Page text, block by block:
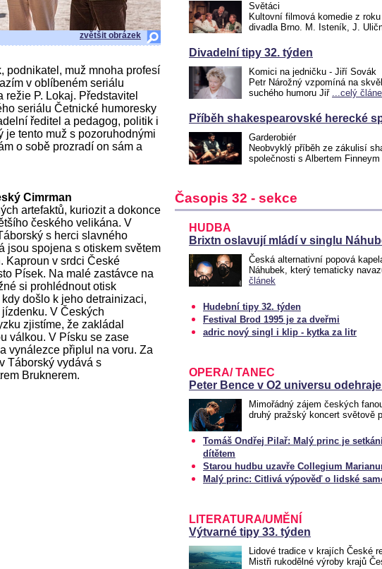
zvětšit obrázek
podnikatel, muž mnoha profesí
v oblíbeném seriálu
P. Lokaj. Představitel
seriálu Četnické humoresky
ředitel a pedagog, politik i
je tento muž s pozoruhodnými
o sobě prozradí on sám a
Cimrman
artefaktů, kuriozit a dokonce
českého velikána. V
s herci slavného
jsou spojena s otiskem světem
Kaproun v srdci České
Písek. Na malé zastávce na
si prohlédnout otisk
došlo k jeho detrainizaci,
V Českých
zjistíme, že zakládal
válkou. V Písku se zase
vynálezce připlul na voru. Za
Táborský vydává s
Bruknerem.
Světáci
Kultovní filmová komedie z
divadla Brno. M. Isteník, J.
Divadelní tipy 32. týden
Komici na jedničku - Jiří Sovák
Petr Nárožný vzpomíná na
suchého humoru Jiř ...celý
Příběh shakespearovské herecké
Garderobiér
Neobvyklý příběh ze zákulisí
společnosti s Albertem Finneym
Časopis 32 - sekce
HUDBA
Brixtn oslavují mládí v singlu
Česká alternativní popová
Náhubek, který tematicky
článek
Hudební tipy 32. týden
Festival Brod 1995 je za dveřmi
adric nový singl i klip - kytka za litr
OPERA/ TANEC
Peter Bence v O2 universu
Mimořádný zájem českých
druhý pražský koncert světově
Tomáš Ondřej Pilař: Malý princ je
dítětem
Starou hudbu uzavře Collegium
Malý princ: Citlivá výpověď o lidské
LITERATURA/UMĚNÍ
Výtvarné tipy 33. týden
Lidové tradice v krajích České
Mistři rukodělné výroby krajů